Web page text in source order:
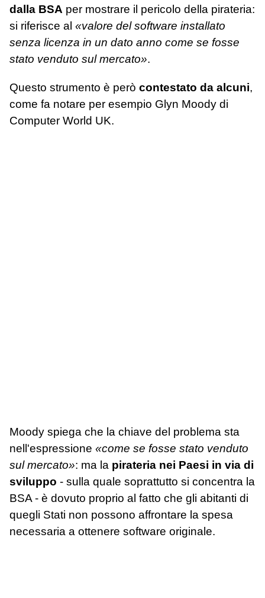
dalla BSA per mostrare il pericolo della pirateria:
si riferisce al «valore del software installato
senza licenza in un dato anno come se fosse
stato venduto sul mercato».
Questo strumento è però contestato da alcuni,
come fa notare per esempio Glyn Moody di
Computer World UK.
Moody spiega che la chiave del problema sta
nell'espressione «come se fosse stato venduto
sul mercato»: ma la pirateria nei Paesi in via di
sviluppo - sulla quale soprattutto si concentra la
BSA - è dovuto proprio al fatto che gli abitanti di
quegli Stati non possono affrontare la spesa
necessaria a ottenere software originale.